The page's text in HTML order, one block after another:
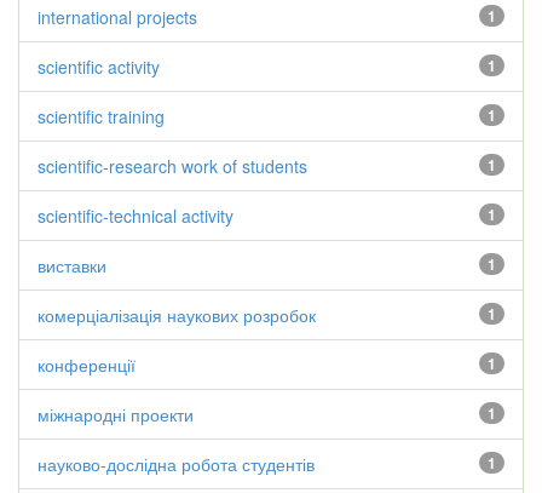
1
international projects
1
scientific activity
1
scientific training
1
scientific-research work of students
1
scientific-technical activity
1
виставки
1
комерціалізація наукових розробок
1
конференції
1
міжнародні проекти
1
науково-дослідна робота студентів